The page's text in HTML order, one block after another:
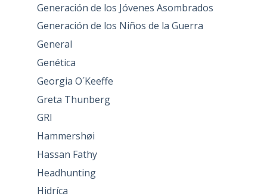
Generación de los Jóvenes Asombrados
Generación de los Niños de la Guerra
General
Genética
Georgia O´Keeffe
Greta Thunberg
GRI
Hammershøi
Hassan Fathy
Headhunting
Hidríca